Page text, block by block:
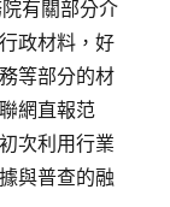
有關部分介
政材料，好
等部分的材
網直報范
次利用行業
與普查的融